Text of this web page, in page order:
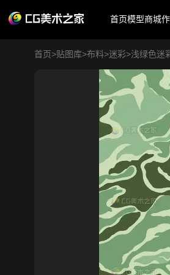
首页模型商城
首页>贴图库>布料>迷彩>浅绿色迷